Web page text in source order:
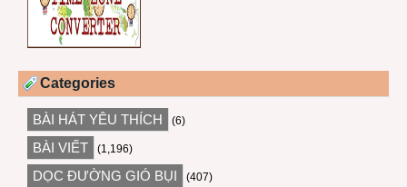
Categories
BÀI HÁT YÊU THÍCH (6)
BÀI VIẾT (1,196)
DỌC ĐƯỜNG GIÓ BỤI (407)